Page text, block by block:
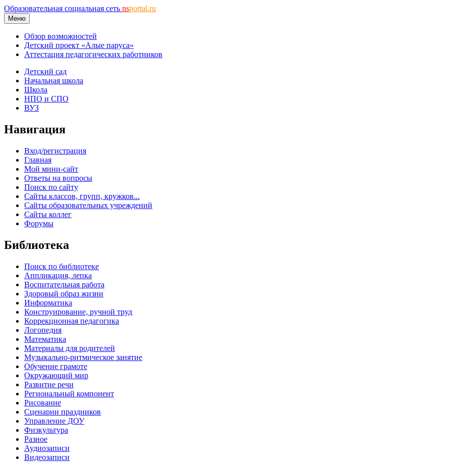
Образовательная социальная сеть nsportal.ru
Меню
Обзор возможностей
Детский проект «Алые паруса»
Аттестация педагогических работников
Детский сад
Начальная школа
Школа
НПО и СПО
ВУЗ
Навигация
Вход/регистрация
Главная
Мой мини-сайт
Ответы на вопросы
Поиск по сайту
Сайты классов, групп, кружков...
Сайты образовательных учреждений
Сайты коллег
Форумы
Библиотека
Поиск по библиотеке
Аппликация, лепка
Воспитательная работа
Здоровый образ жизни
Информатика
Конструирование, ручной труд
Коррекционная педагогика
Логопедия
Математика
Материалы для родителей
Музыкально-ритмическое занятие
Обучение грамоте
Окружающий мир
Развитие речи
Региональный компонент
Рисование
Сценарии праздников
Управление ДОУ
Физкультура
Разное
Аудиозаписи
Видеозаписи